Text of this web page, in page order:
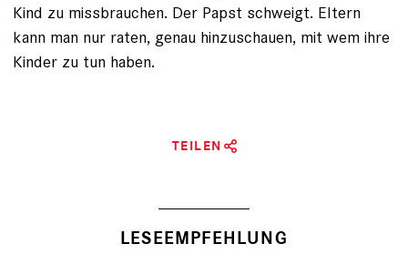
Kind zu missbrauchen. Der Papst schweigt. Eltern
kann man nur raten, genau hinzuschauen, mit wem ihre
Kinder zu tun haben.
TEILEN
LESEEMPFEHLUNG